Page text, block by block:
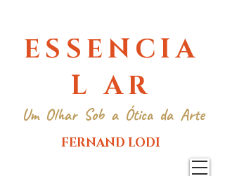
ESSENCIA
L AR
Um Olhar Sob a Ótica da Arte
FERNAND LODI